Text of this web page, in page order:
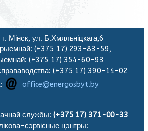
Мінск, ул. Б.Хмяльніцкага,6
(+375 17) 293-83-59,
(+375 17) 354-60-93
(+375 17) 390-14-02
office@energosbyt.by
службы: (+375 17) 371-00-33
сэрвісные цэнтры: